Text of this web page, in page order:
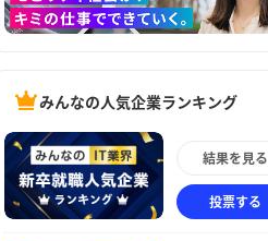
みんなの人気企業ランキング
結果を見る
投票する